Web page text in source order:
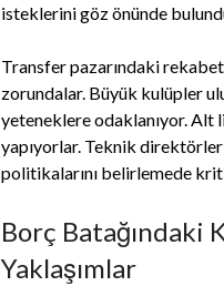
isteklerini göz önünde
Transfer pazarındaki
zorundalar. Büyük kulüpler
yeteneklere odaklanıyor. Alt
yapıyorlar. Teknik
politikalarını belirlemede
Borç Batağındaki
Yaklaşımlar